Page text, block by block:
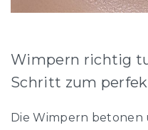
Wimpern richtig
Schritt zum
Die Wimpern betonen